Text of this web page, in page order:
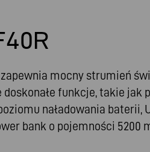
mocny strumień
funkcje, takie jak
naładowania baterii,
bank o pojemności 5200